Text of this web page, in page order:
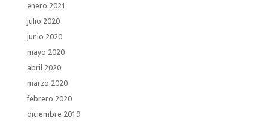
enero 2021
julio 2020
junio 2020
mayo 2020
abril 2020
marzo 2020
febrero 2020
diciembre 2019